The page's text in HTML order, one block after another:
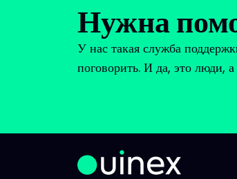
Нужна
У нас такая служба
поговорить. И да, это люди,